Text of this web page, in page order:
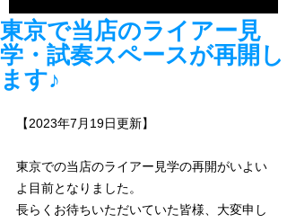
東京で当店のライアー見
学・試奏スペースが再開し
ます♪
【2023年7月19日更新】
東京での当店のライアー見学の再開がいよい
よ目前となりました。
長らくお待ちいただいていた皆様、大変申し